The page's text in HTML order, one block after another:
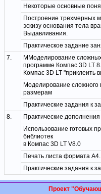
Некоторые основные
Построение трехмерных
эскизу основания тела
Выдавливания.
Практическое задание
7.
ММоделирование
программе Компас 3D LT
Компас 3D LT "приклеить
Моделирование сложного
размерам
Практические задания к
8.
Практические
Использование готовых
библиотек
в Компас 3D LT V8.0
Печать листа формата А4.
Практические задания к
Проект